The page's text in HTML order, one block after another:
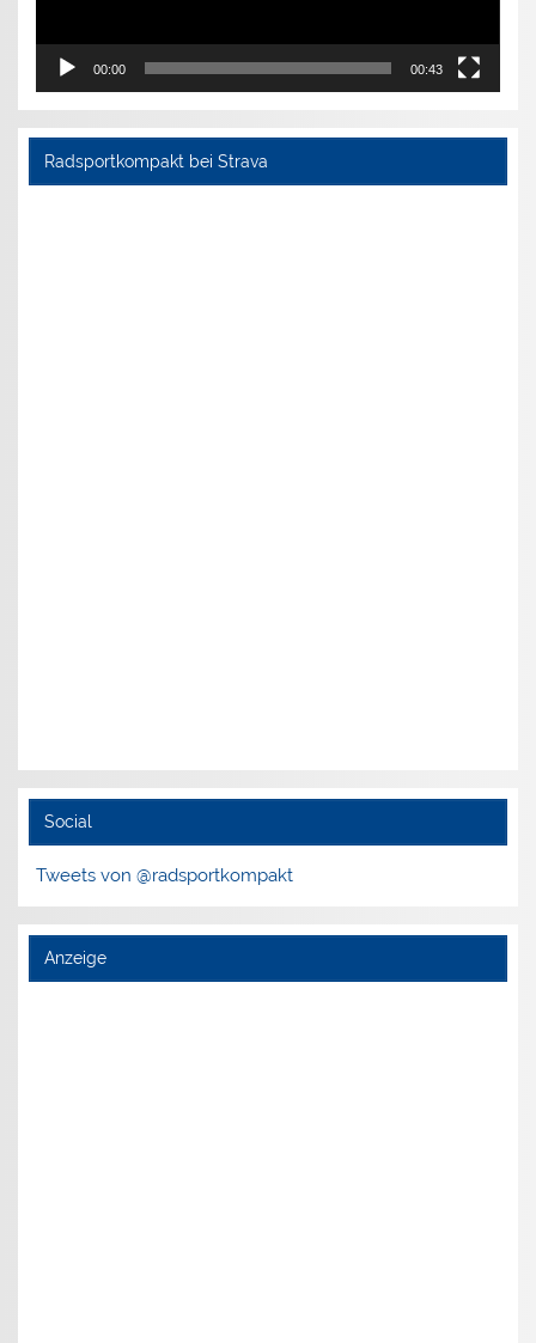
00:00 00:43
Radsportkompakt bei Strava
Social
Tweets von @radsportkompakt
Anzeige